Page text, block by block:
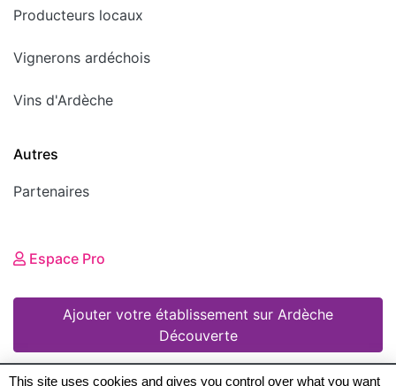
Producteurs locaux
Vignerons ardéchois
Vins d'Ardèche
Autres
Partenaires
Espace Pro
Ajouter votre établissement sur Ardèche
Découverte
This site uses cookies and gives you control over what you want